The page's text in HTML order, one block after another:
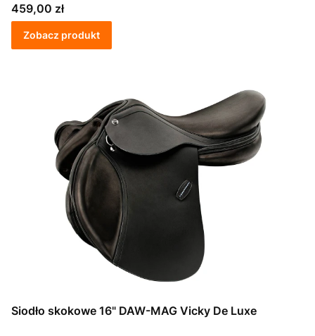
Cena
459,00 zł
Zobacz produkt
Siodło skokowe 16" DAW-MAG Vicky De Luxe